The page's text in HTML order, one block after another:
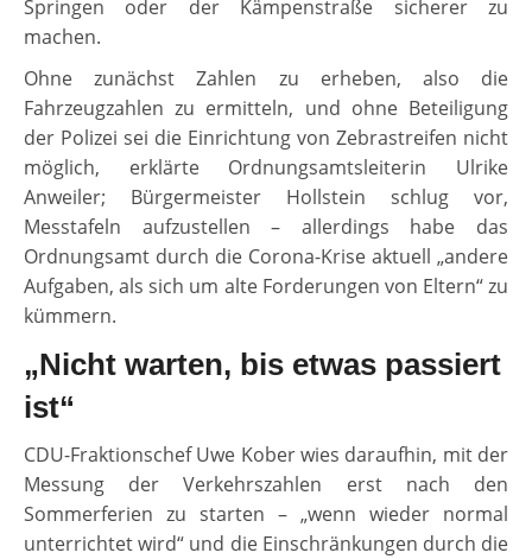
Springen oder der Kämpenstraße sicherer zu
machen.
Ohne zunächst Zahlen zu erheben, also die
Fahrzeugzahlen zu ermitteln, und ohne Beteiligung
der Polizei sei die Einrichtung von Zebrastreifen nicht
möglich, erklärte Ordnungsamtsleiterin Ulrike
Anweiler; Bürgermeister Hollstein schlug vor,
Messtafeln aufzustellen – allerdings habe das
Ordnungsamt durch die Corona-Krise aktuell „andere
Aufgaben, als sich um alte Forderungen von Eltern“ zu
kümmern.
„Nicht warten, bis etwas passiert
ist“
CDU-Fraktionschef Uwe Kober wies daraufhin, mit der
Messung der Verkehrszahlen erst nach den
Sommerferien zu starten – „wenn wieder normal
unterrichtet wird“ und die Einschränkungen durch die